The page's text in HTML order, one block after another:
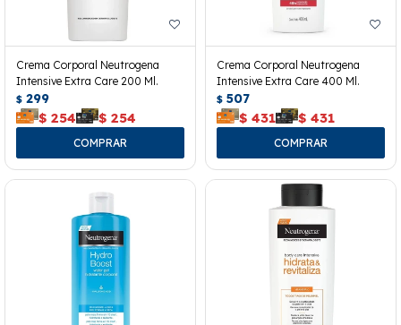
Crema Corporal Neutrogena
Intensive Extra Care 200 Ml.
$ 299
$ 254 $ 254
Crema Corporal Neutrogena
Intensive Extra Care 400 Ml.
$ 507
$ 431 $ 431